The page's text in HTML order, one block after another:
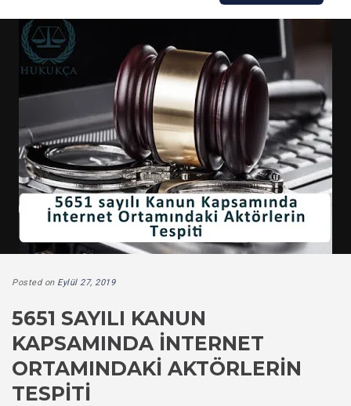
Posted on Eylül 27, 2019
5651 SAYILI KANUN
KAPSAMINDA İNTERNET
ORTAMINDAKI AKTÖRLERIN
TESPITI